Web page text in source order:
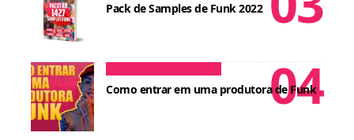
Pack de Samples de Funk 2022
Como entrar em uma produtora de Funk